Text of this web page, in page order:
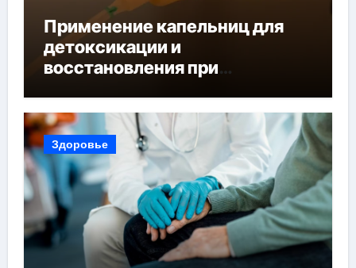
Применение капельниц для
детоксикации и
восстановления при
Здоровье